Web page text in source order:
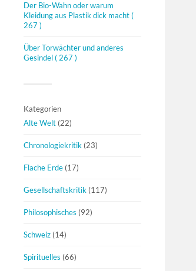
Der Bio-Wahn oder warum
Kleidung aus Plastik dick macht(
267 )
Über Torwächter und anderes
Gesindel( 267 )
Kategorien
Alte Welt (22)
Chronologiekritik (23)
Flache Erde (17)
Gesellschaftskritik (117)
Philosophisches (92)
Schweiz (14)
Spirituelles (66)